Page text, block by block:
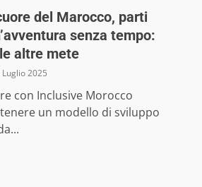
del Marocco, parti
senza tempo:
altre mete
Luglio 2025
con Inclusive Morocco
un modello di sviluppo